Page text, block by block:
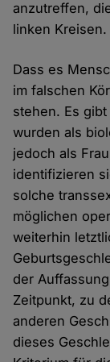
anzutreffen,
linken Kreisen.
Dass es
im falschen
stehen. Es
wurden als
jedoch als
identifizieren
solche
möglichen
weiterhin
der
Zeitpunkt, zu
anderen
dieses